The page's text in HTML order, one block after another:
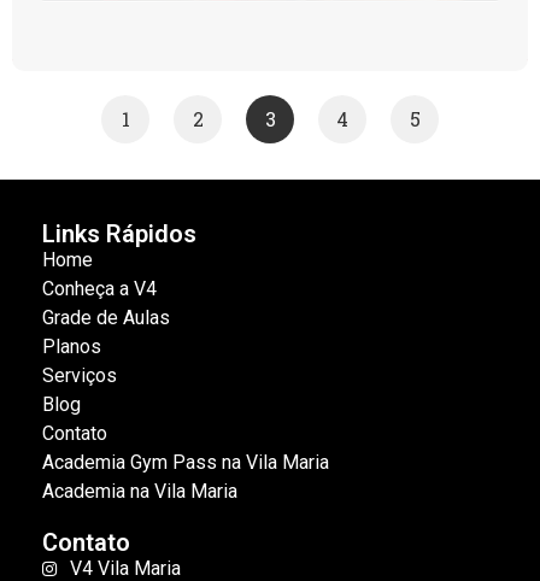
1 2 3 4 5
Links Rápidos
Home
Conheça a V4
Grade de Aulas
Planos
Serviços
Blog
Contato
Academia Gym Pass na Vila Maria
Academia na Vila Maria
Contato
V4 Vila Maria